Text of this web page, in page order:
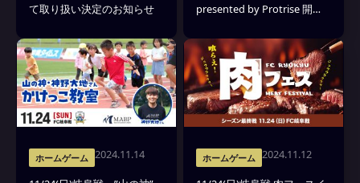
て取り扱い決定のお知らせ
presented by Protrise 開
ホームゲーム 2024.11.14 ホームゲーム 2024.11.12